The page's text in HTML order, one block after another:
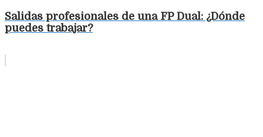
Salidas profesionales de una FP Dual: ¿Dónde
puedes trabajar?